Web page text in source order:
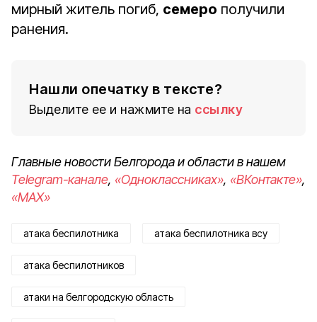
мирный житель погиб, семеро получили
ранения.
Нашли опечатку в тексте?
Выделите ее и нажмите на ссылку
Главные новости Белгорода и области в нашем
Telegram-канале, «Одноклассниках», «ВКонтакте»,
«MAX»
атака беспилотника атака беспилотника всу
атака беспилотников
атаки на белгородскую область